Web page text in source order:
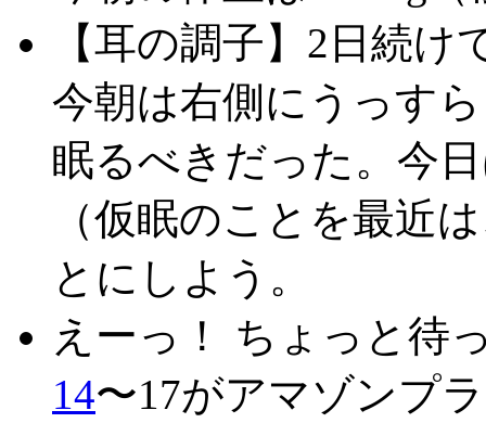
【耳の調子】2日続
今朝は右側にうっす
眠るべきだった。今
（仮眠のことを最近
とにしよう。
えーっ！ ちょっと待
14〜17がアマゾンプ